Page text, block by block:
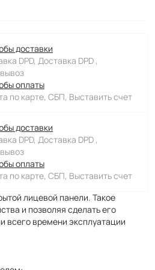
доставки
DPD, Доставка DPD ,
оплаты
по карте, СБП, Выставить счет
доставки
DPD, Доставка DPD ,
оплаты
по карте, СБП, Выставить счет
лицевой панели. Такое
и позволяя сделать его
всего времени эксплуатации